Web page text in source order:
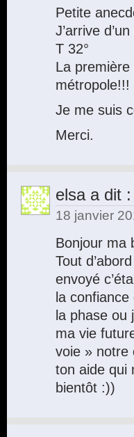
Petite
J’arrive
T 32°
La première
métropole!!!
Je me suis
Merci.
elsaa dit :
18 janvier
Bonjour ma
Tout
envoyé
la
la phase ou
ma vie
voie » notre
ton aide qui
bientôt :))